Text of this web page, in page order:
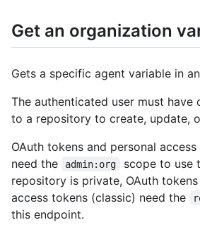
Get an organization
Gets a specific agent variable in
The authenticated user must have
to a repository to create, update,
OAuth tokens and personal
need the
admin:org
scope to use
repository is private, OAuth
access tokens (classic) need the
this endpoint.